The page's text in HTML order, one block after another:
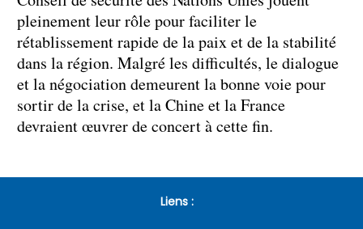
pleinement leur rôle pour faciliter le
rétablissement rapide de la paix et de la stabilité
dans la région. Malgré les difficultés, le dialogue
et la négociation demeurent la bonne voie pour
sortir de la crise, et la Chine et la France
devraient œuvrer de concert à cette fin.
Liens :